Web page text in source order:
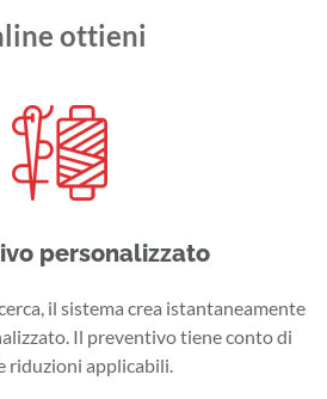
ottieni
personalizzato
il sistema crea istantaneamente
Il preventivo tiene conto di
riduzioni applicabili.